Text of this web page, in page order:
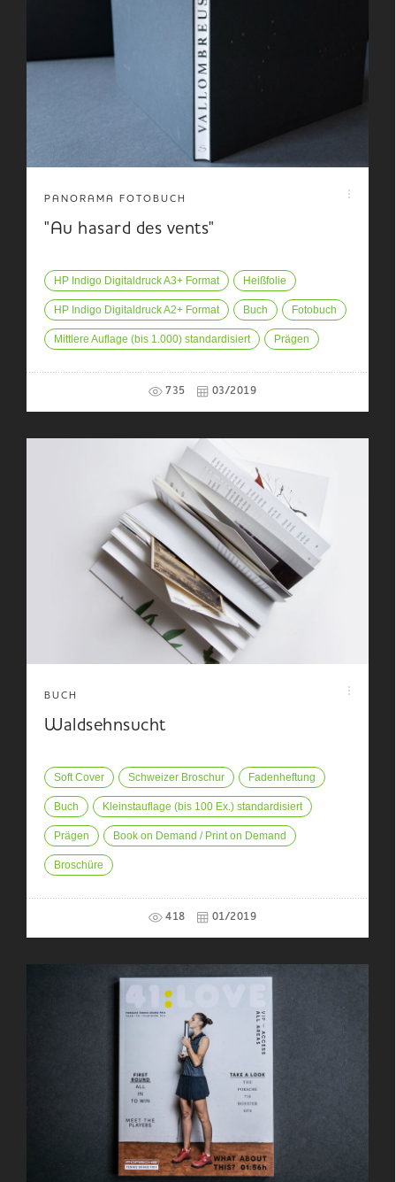
PANORAMA FOTOBUCH
"Au hasard des vents"
HP Indigo Digitaldruck A3+ Format Heißfolie
HP Indigo Digitaldruck A2+ Format Buch Fotobuch
Mittlere Auflage (bis 1.000) standardisiert Prägen
735 03/2019
BUCH
Waldsehnsucht
Soft Cover Schweizer Broschur Fadenheftung
Buch Kleinstauflage (bis 100 Ex.) standardisiert
Prägen Book on Demand / Print on Demand
Broschüre
418 01/2019